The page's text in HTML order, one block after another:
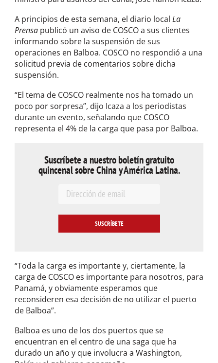
A principios de esta semana, el diario local La
Prensa publicó un aviso de COSCO a sus clientes
informando sobre la suspensión de sus
operaciones en Balboa. COSCO no respondió a una
solicitud previa de comentarios sobre dicha
suspensión.
“El tema de COSCO realmente nos ha tomado un
poco por sorpresa”, dijo Icaza a los periodistas
durante un evento, señalando que COSCO
representa el 4% de la carga que pasa por Balboa.
Suscríbete a nuestro boletín gratuito
quincenal sobre China y América Latina.
“Toda la carga es importante y, ciertamente, la
carga de COSCO es importante para nosotros, para
Panamá, y obviamente esperamos que
reconsideren esa decisión de no utilizar el puerto
de Balboa”.
Balboa es uno de los dos puertos que se
encuentran en el centro de una saga que ha
durado un año y que involucra a Washington,